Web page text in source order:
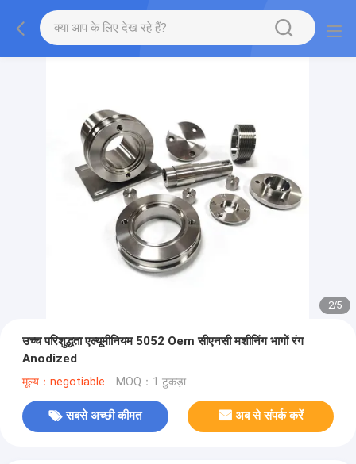
2/5
उच्च परिशुद्धता एल्यूमीनियम 5052 Oem सीएनसी मशीनिंग भागों रंग
Anodized
मूल्य：negotiable MOQ：1 टुकड़ा
सबसे अच्छी कीमत अब से संपर्क करें